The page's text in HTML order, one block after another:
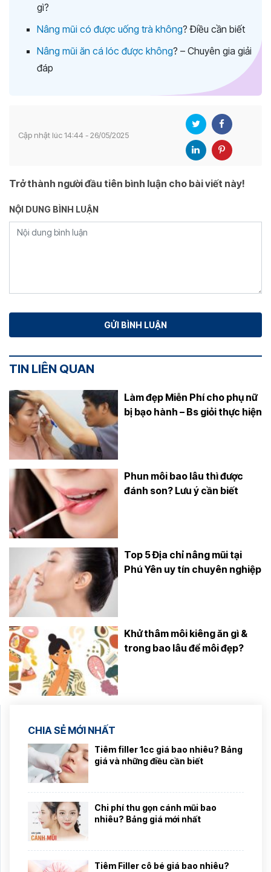
gì?
Nâng mũi có được uống trà không? Điều cần biết
Nâng mũi ăn cá lóc được không? – Chuyên gia giải
đáp
Cập nhật lúc 14:44 - 26/05/2025
Trở thành người đầu tiên bình luận cho bài viết này!
NỘI DUNG BÌNH LUẬN
TIN LIÊN QUAN
Làm đẹp Miễn Phí cho phụ nữ
bị bạo hành – Bs giỏi thực hiện
Phun môi bao lâu thì được
đánh son? Lưu ý cần biết
Top 5 Địa chỉ nâng mũi tại
Phú Yên uy tín chuyên nghiệp
Khử thâm môi kiêng ăn gì &
trong bao lâu để môi đẹp?
CHIA SẺ MỚI NHẤT
Tiêm filler 1cc giá bao nhiêu? Bảng
giá và những điều cần biết
Chi phí thu gọn cánh mũi bao
nhiêu? Bảng giá mới nhất
Tiêm Filler cô bé giá bao nhiêu?